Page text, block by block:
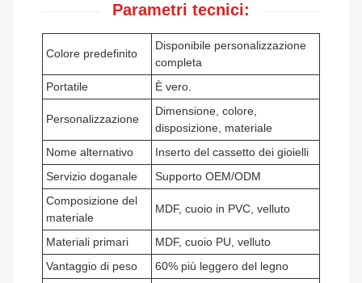
Parametri tecnici:
Colore predefinito
Disponibile personalizzazione
completa
Portatile
È vero.
Personalizzazione
Dimensione, colore,
disposizione, materiale
Nome alternativo
Inserto del cassetto dei gioielli
Servizio doganale
Supporto OEM/ODM
Composizione del
materiale
MDF, cuoio in PVC, velluto
Materiali primari
MDF, cuoio PU, velluto
Vantaggio di peso
60% più leggero del legno